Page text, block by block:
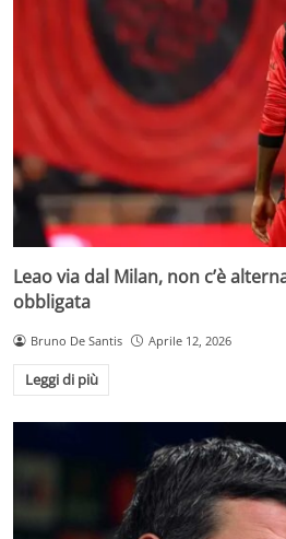
Leao via dal Milan, non c’è
obbligata
Bruno De Santis Aprile 12, 2026
Leggi di più